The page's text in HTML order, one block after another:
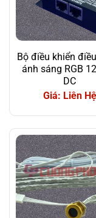
Bộ điều khiển
ánh sáng RGB
DC
Giá: Liên Hệ